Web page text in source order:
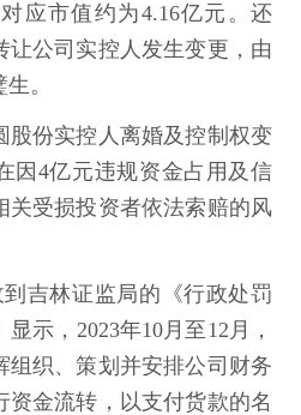
应市值约为4.16亿元。还
让公司实控人发生变更，由
。
股份实控人离婚及控制权变
因4亿元违规资金占用及信
关受损投资者依法索赔的风
吉林证监局的《行政处罚
示，2023年10月至12月，
组织、策划并安排公司财务
金流转，以支付货款的名